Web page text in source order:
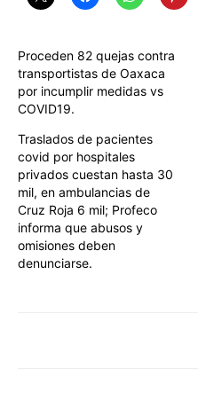
Proceden 82 quejas contra
transportistas de Oaxaca
por incumplir medidas vs
COVID19.
Traslados de pacientes
covid por hospitales
privados cuestan hasta 30
mil, en ambulancias de
Cruz Roja 6 mil; Profeco
informa que abusos y
omisiones deben
denunciarse.